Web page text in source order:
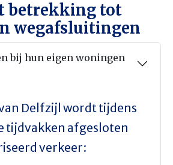
betrekking tot
wegafsluitingen
bij hun eigen woningen
Delfzijl wordt tijdens
tijdvakken afgesloten
verkeer: